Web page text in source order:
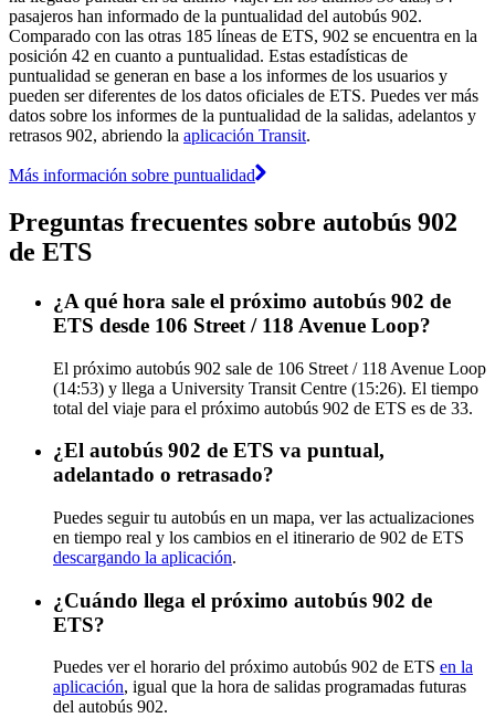
pasajeros han informado de la puntualidad del autobús 902.
Comparado con las otras 185 líneas de ETS, 902 se encuentra en la
posición 42 en cuanto a puntualidad. Estas estadísticas de
puntualidad se generan en base a los informes de los usuarios y
pueden ser diferentes de los datos oficiales de ETS. Puedes ver más
datos sobre los informes de la puntualidad de la salidas, adelantos y
retrasos 902, abriendo la aplicación Transit.
Más información sobre puntualidad
Preguntas frecuentes sobre autobús 902
de ETS
¿A qué hora sale el próximo autobús 902 de
ETS desde 106 Street / 118 Avenue Loop?
El próximo autobús 902 sale de 106 Street / 118 Avenue Loop
(14:53) y llega a University Transit Centre (15:26). El tiempo
total del viaje para el próximo autobús 902 de ETS es de 33.
¿El autobús 902 de ETS va puntual,
adelantado o retrasado?
Puedes seguir tu autobús en un mapa, ver las actualizaciones
en tiempo real y los cambios en el itinerario de 902 de ETS
descargando la aplicación.
¿Cuándo llega el próximo autobús 902 de
ETS?
Puedes ver el horario del próximo autobús 902 de ETS en la
aplicación, igual que la hora de salidas programadas futuras
del autobús 902.